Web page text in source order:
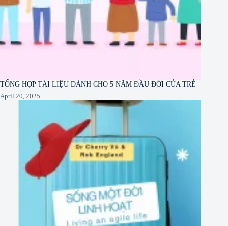
TỔNG HỢP TÀI LIỆU DÀNH CHO 5 NĂM ĐẦU ĐỜI CỦA TRẺ
April 20, 2025